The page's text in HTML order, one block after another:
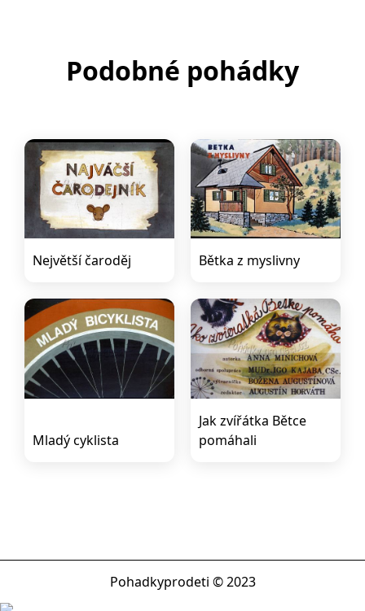
Podobné pohádky
Největší čaroděj Bětka z myslivny
Mladý cyklista
Jak zvířátka Bětce
pomáhali
Pohadkyprodeti © 2023